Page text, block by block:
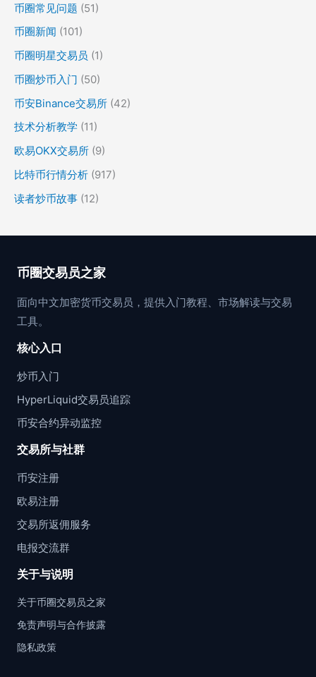
币圈常见问题 (51)
币圈新闻 (101)
币圈明星交易员 (1)
币圈炒币入门 (50)
币安Binance交易所 (42)
技术分析教学 (11)
欧易OKX交易所 (9)
比特币行情分析 (917)
读者炒币故事 (12)
币圈交易员之家
面向中文加密货币交易员，提供入门教程、市场解读与交易
工具。
核心入口
炒币入门
HyperLiquid交易员追踪
币安合约异动监控
交易所与社群
币安注册
欧易注册
交易所返佣服务
电报交流群
关于与说明
关于币圈交易员之家
免责声明与合作披露
隐私政策